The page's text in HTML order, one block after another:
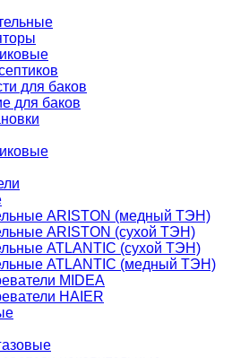
для баков
для баков
ARISTON (медный ТЭН)
ARISTON (сухой ТЭН)
ATLANTIC (сухой ТЭН)
ATLANTIC (медный ТЭН)
MIDEA
HAIER